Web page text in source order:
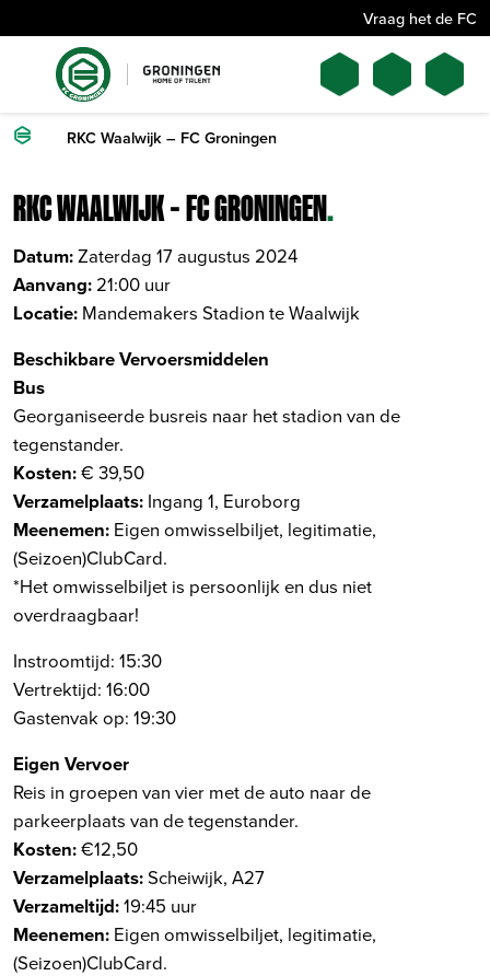
Vraag het de FC
RKC Waalwijk – FC Groningen
RKC WAALWIJK – FC GRONINGEN.
Datum:Zaterdag 17 augustus 2024
Aanvang: 21:00 uur
Locatie: Mandemakers Stadion te Waalwijk
Beschikbare Vervoersmiddelen
Bus
Georganiseerde busreis naar het stadion van de
tegenstander.
Kosten:€ 39,50
Verzamelplaats: Ingang 1, Euroborg
Meenemen: Eigen omwisselbiljet, legitimatie,
(Seizoen)ClubCard.
*Het omwisselbiljet is persoonlijk en dus niet
overdraagbaar!
Instroomtijd: 15:30
Vertrektijd: 16:00
Gastenvak op: 19:30
Eigen Vervoer
Reis in groepen van vier met de auto naar de
parkeerplaats van de tegenstander.
Kosten:€12,50
Verzamelplaats:Scheiwijk, A27
Verzameltijd:19:45 uur
Meenemen: Eigen omwisselbiljet, legitimatie,
(Seizoen)ClubCard.